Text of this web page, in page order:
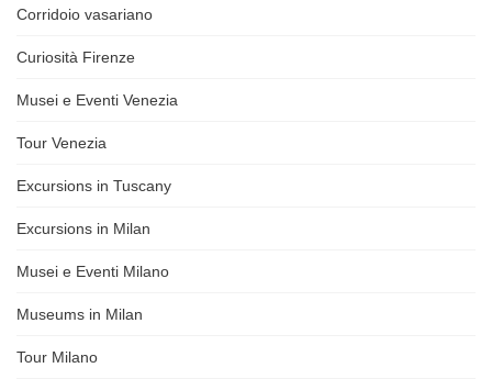
Corridoio vasariano
Curiosità Firenze
Musei e Eventi Venezia
Tour Venezia
Excursions in Tuscany
Excursions in Milan
Musei e Eventi Milano
Museums in Milan
Tour Milano